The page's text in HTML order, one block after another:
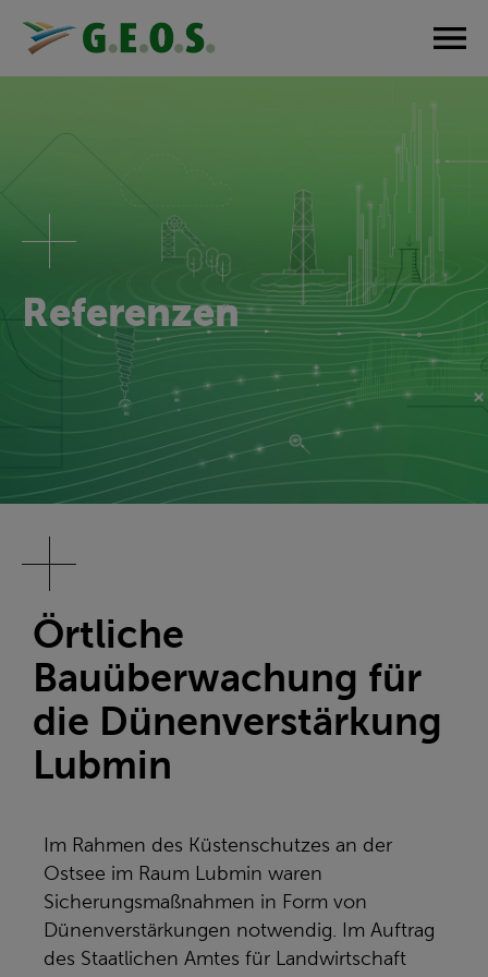
Referenzen
Örtliche
Bauüberwachung für
die Dünenverstärkung
Lubmin
Im Rahmen des Küstenschutzes an der
Ostsee im Raum Lubmin waren
Sicherungsmaßnahmen in Form von
Dünenverstärkungen notwendig. Im Auftrag
des Staatlichen Amtes für Landwirtschaft